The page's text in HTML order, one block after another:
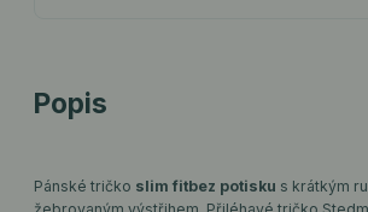
Popis
Pánské tričko slim fitbez potisku s krátkým